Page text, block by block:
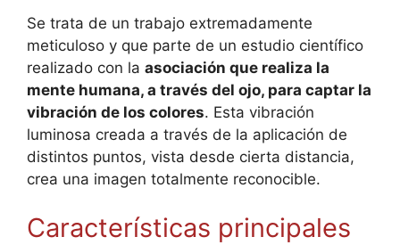
Se trata de un trabajo extremadamente
meticuloso y que parte de un estudio científico
realizado con la asociación que realiza la
mente humana, a través del ojo, para captar la
vibración de los colores. Esta vibración
luminosa creada a través de la aplicación de
distintos puntos, vista desde cierta distancia,
crea una imagen totalmente reconocible.
Características principales